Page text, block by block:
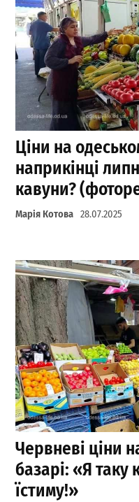
Ціни на
наприкінці
кавуни?
Марія Котова 28.07.2025
Червневі ціни
базарі: «Я таку
їстиму!»